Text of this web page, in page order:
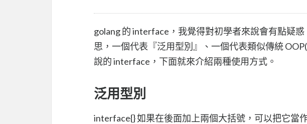
golang 的 interface，我覺得對初學者來說會有點疑
思，一個代表『泛用型別』、一個代表類似傳統
說的 interface，下面就來介紹兩種使用方式。
泛用型別
interface{} 如果在後面加上兩個大括號，可以把它當